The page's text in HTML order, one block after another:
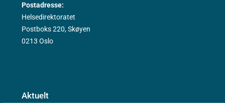
Postadresse:
Helsedirektoratet
Postboks 220, Skøyen
0213 Oslo
Aktuelt